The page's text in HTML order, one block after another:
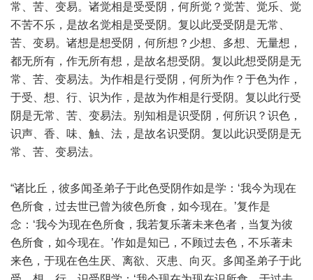
常、苦、变易。诸觉相是受受阴，何所觉？觉苦、觉乐、觉
不苦不乐，是故名觉相是受受阴。复以此受受阴是无常、
苦、变易。诸想是想受阴，何所想？少想、多想、无量想，
都无所有，作无所有想，是故名想受阴。复以此想受阴是无
常、苦、变易法。为作相是行受阴，何所为作？于色为作，
于受、想、行、识为作，是故为作相是行受阴。复以此行受
阴是无常、苦、变易法。别知相是识受阴，何所识？识色，
识声、香、味、触、法，是故名识受阴。复以此识受阴是无
常、苦、变易法。
“诸比丘，彼多闻圣弟子于此色受阴作如是学：‘我今为现在
色所食，过去世已曾为彼色所食，如今现在。’复作是
念：‘我今为现在色所食，我若复乐著未来色者，当复为彼
色所食，如今现在。’作如是知已，不顾过去色，不乐著未
来色，于现在色生厌、离欲、灭患、向灭。多闻圣弟子于此